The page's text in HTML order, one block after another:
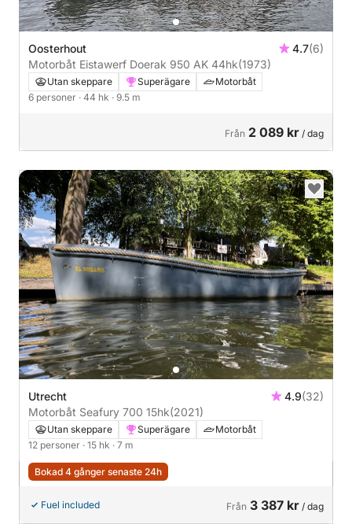
Oosterhout 4.7(6)
Motorbåt Eistawerf Doerak 950 AK 44hk(1973)
Utan skeppare Superägare
Motorbåt
6 personer · 44 hk · 9.5 m
Från 2 089 kr / dag
Utrecht 4.9(32)
Motorbåt Seafury 700 15hk(2021)
Utan skeppare Superägare
Motorbåt
12 personer · 15 hk · 7 m
Bokad 4 gånger senaste 24h
Fuel included Från 3 387 kr / dag